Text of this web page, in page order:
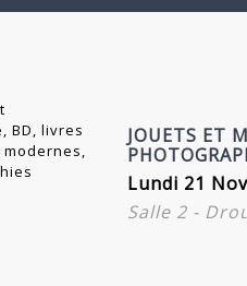
JOUETS ET
Lundi 21
Salle 2 -